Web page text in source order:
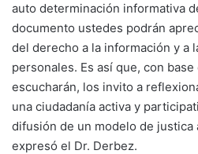
auto determinación informativa
documento ustedes podrán
del derecho a la información y a
personales. Es así que, con
escucharán, los invito a
una ciudadanía activa y
difusión de un modelo de justica
expresó el Dr. Derbez.